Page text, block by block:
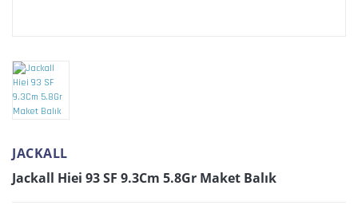
JACKALL
Jackall Hiei 93 SF 9.3Cm 5.8Gr Maket Balık